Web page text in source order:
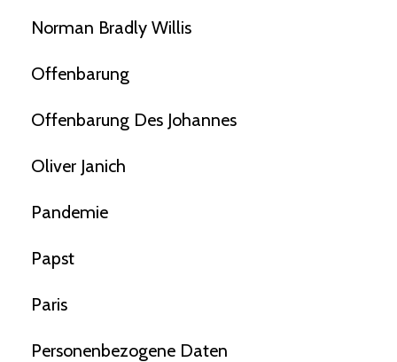
Norman Bradly Willis
Offenbarung
Offenbarung Des Johannes
Oliver Janich
Pandemie
Papst
Paris
Personenbezogene Daten